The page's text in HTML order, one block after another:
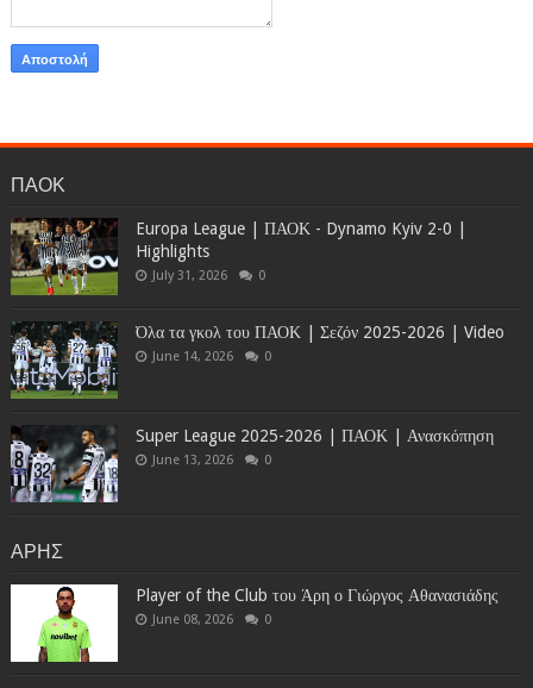
ΠΑΟΚ
Europa League | ΠΑΟΚ - Dynamo Kyiv 2-0 |
Highlights
July 31, 2026 0
Όλα τα γκολ του ΠΑΟΚ | Σεζόν 2025-2026 | Video
June 14, 2026 0
Super League 2025-2026 | ΠΑΟΚ | Ανασκόπηση
June 13, 2026 0
ΑΡΗΣ
Player of the Club του Άρη ο Γιώργος Αθανασιάδης
June 08, 2026 0